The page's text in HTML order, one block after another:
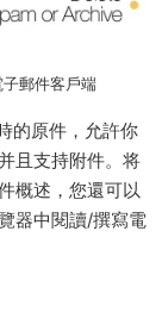
郵件客戶端
的原件，允許你
且支持附件。将
概述，您還可以
器中閱讀/撰寫電